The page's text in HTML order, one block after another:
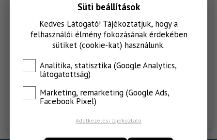
Selective Naturals Orchard
Loops snacks
Selective Naturals
Süti beállítások
Kedves Látogató! Tájékoztatjuk, hogy a
felhasználói élmény fokozásának érdekében
sütiket (cookie-kat) használunk.
Analitika, statisztika (Google Analytics,
látogatottság)
Marketing, remarketing (Google Ads,
Facebook Pixel)
Adatkezelési tájékoztató